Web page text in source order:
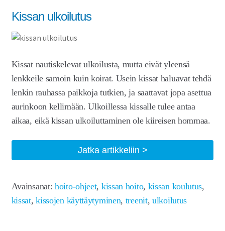
Kissan ulkoilutus
Kissat nautiskelevat ulkoilusta, mutta eivät yleensä
lenkkeile samoin kuin koirat. Usein kissat haluavat tehdä
lenkin rauhassa paikkoja tutkien, ja saattavat jopa asettua
aurinkoon kellimään. Ulkoillessa kissalle tulee antaa
aikaa, eikä kissan ulkoiluttaminen ole kiireisen hommaa.
Jatka artikkeliin Kissan
ulkoilutus
Avainsanat:hoito-ohjeet, kissan hoito, kissan koulutus,
kissat,kissojen käyttäytyminen, treenit,ulkoilutus